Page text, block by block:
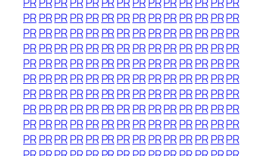
PRPRPRPRPR PRPRPRPRPRPRPR PRPR
PRPRPRPRPR PRPRPRPRPRPRPR PRPR
PRPRPRPRPR PRPRPRPRPRPRPR PRPR
PRPRPRPRPR PRPRPRPRPRPRPR PRPR
PRPRPRPRPR PRPRPRPRPRPRPR PRPR
PRPRPRPRPR PRPRPRPRPRPRPR PRPR
PRPRPRPRPR PRPRPRPRPRPRPR PRPR
PRPRPRPRPR PRPRPRPRPRPRPR PRPR
PRPRPRPRPR PRPRPRPRPRPRPR PRPR